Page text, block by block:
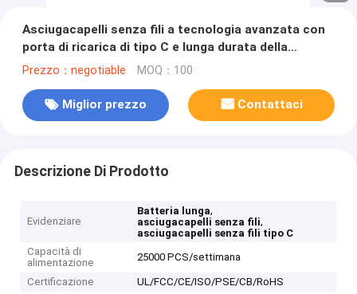
Asciugacapelli senza fili a tecnologia avanzata con
porta di ricarica di tipo C e lunga durata della
batteria
Prezzo：negotiable MOQ：100
Miglior prezzo Contattaci
Descrizione Di Prodotto
Evidenziare
Batteria lunga,
asciugacapelli senza fili,
asciugacapelli senza fili tipo C
Capacità di
alimentazione
25000 PCS/settimana
Certificazione
UL/FCC/CE/ISO/PSE/CB/RoHS